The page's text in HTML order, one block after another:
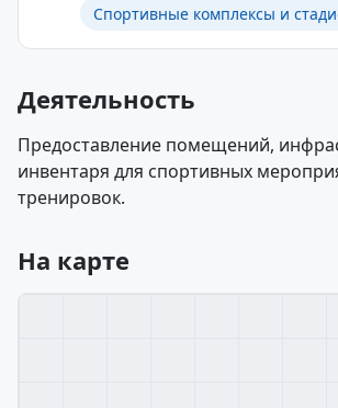
Спортивные комплексы и
Деятельность
Предоставление помещений,
инвентаря для спортивных
тренировок.
На карте